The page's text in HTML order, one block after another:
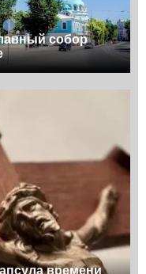
собор
времени